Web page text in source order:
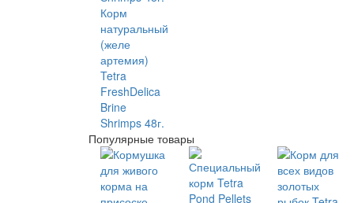
Корм
натуральный
(желе
артемия)
Tetra
FreshDelica
Brine
Shrimps 48г.
Популярные товары